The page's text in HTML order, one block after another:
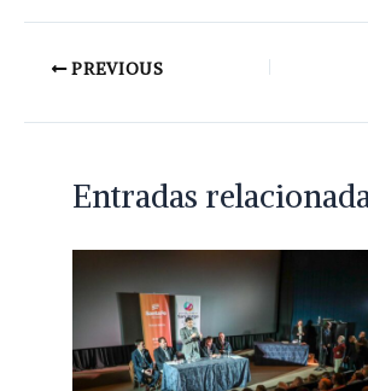
PREVIOUS
Entradas